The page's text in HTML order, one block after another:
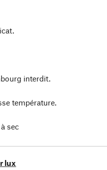
interdit.
température.
sec
lux